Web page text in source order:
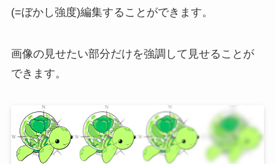
(=ぼかし強度)編集することができます。
画像の見せたい部分だけを強調して見せることが
できます。